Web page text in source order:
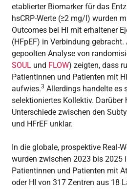
etablierter Biomarker für das
hsCRP-Werte (≥2 mg/l) wurden
Outcomes bei HI mit erhaltener
(HFpEF) in Verbindung
gepoolten Analyse von
SOUL und FLOW) zeigten, dass
Patientinnen und Patienten mit
aufwies.3 Allerdings handelte es
selektioniertes Kollektiv. Darüber
Unterschiede zwischen den
und HFrEF unklar.
In die globale, prospektive Real-
wurden zwischen 2023 bis 2025
Patientinnen und Patienten mit
oder HI von 317 Zentren aus 18